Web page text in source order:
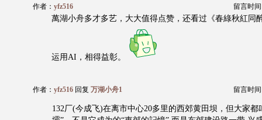
作者： yfz516 留言时间
萬湖小舟多才多艺，大大值得点赞，还看过《春綠秋紅同
运用AI，相得益彰。
作者： yfz516 回复 万湖小舟1 留言时间
132厂(今成飞)在离市中心20多里的西郊黄田坝，但大家都